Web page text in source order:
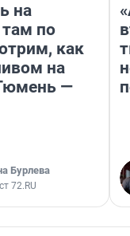
на
там по
как
на
—
Бурлева
72.RU